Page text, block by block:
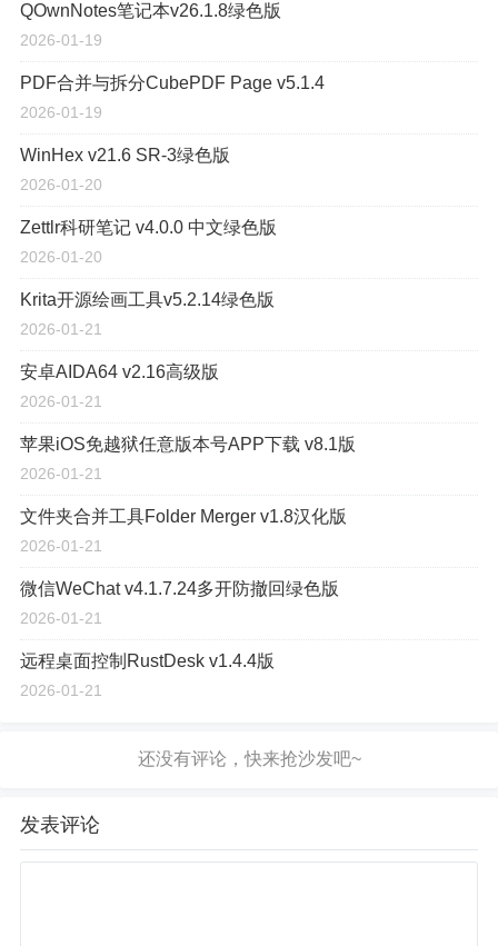
QOwnNotes笔记本v26.1.8绿色版
2026-01-19
PDF合并与拆分CubePDF Page v5.1.4
2026-01-19
WinHex v21.6 SR-3绿色版
2026-01-20
Zettlr科研笔记 v4.0.0 中文绿色版
2026-01-20
Krita开源绘画工具v5.2.14绿色版
2026-01-21
安卓AIDA64 v2.16高级版
2026-01-21
苹果iOS免越狱任意版本号APP下载 v8.1版
2026-01-21
文件夹合并工具Folder Merger v1.8汉化版
2026-01-21
微信WeChat v4.1.7.24多开防撤回绿色版
2026-01-21
远程桌面控制RustDesk v1.4.4版
2026-01-21
发表评论